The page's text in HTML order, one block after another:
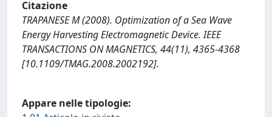
Citazione
TRAPANESE M (2008). Optimization of a Sea Wave
Energy Harvesting Electromagnetic Device. IEEE
TRANSACTIONS ON MAGNETICS, 44(11), 4365-4368
[10.1109/TMAG.2008.2002192].
Appare nelle tipologie: